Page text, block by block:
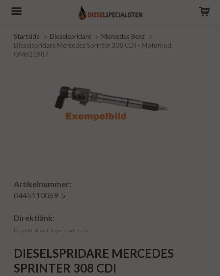
Startsida Dieselspridare
Mercedes Benz
Dieselspridare Mercedes Sprinter 308 CDI - Motorkod
OM611987
Artikelnummer:
0445110069-5
Direktlänk:
Högerklicka och kopiera adressen
DIESELSPRIDARE MERCEDES
SPRINTER 308 CDI